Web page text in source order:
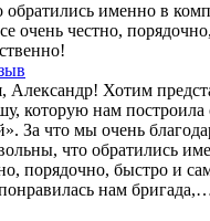
обратились именно в
очень честно,
Александр! Хотим
которую нам построила
За что мы очень
что обратились
порядочно, быстро и
нам